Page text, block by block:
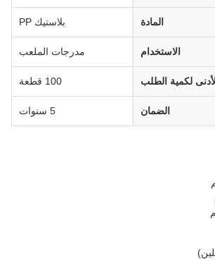
المادة بلاستيك PP
الاستخدام مدرجات الملعب
لكمية الطلب 100 قطعة
الضمان 5 سنوات